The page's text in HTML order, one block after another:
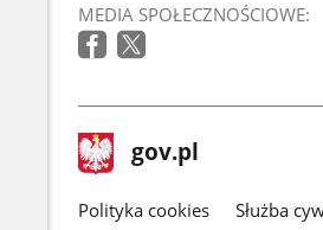
MEDIA SPOŁECZNOŚCIOWE:
stopka
gov.pl Strona
gov.pl
gov.pl
Polityka cookies Służba